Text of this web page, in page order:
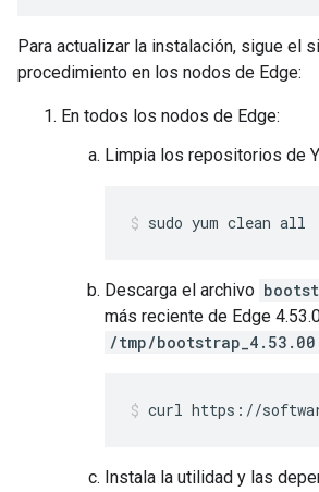
Para actualizar la instalación, sigue el
procedimiento en los nodos de Edge:
En todos los nodos de Edge:
Limpia los repositorios de
sudo yum clean all
Descarga el archivo
más reciente de Edge
/tmp/
curl https://
Instala la utilidad y las